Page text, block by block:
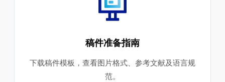
稿件准备指南
下载稿件模板，查看图片格式、参考文献及语言规
范。